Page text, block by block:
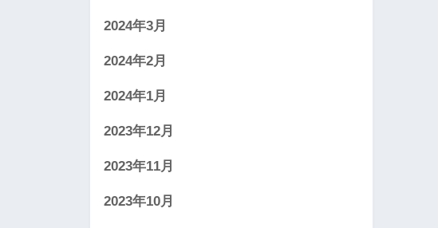
2024年3月
2024年2月
2024年1月
2023年12月
2023年11月
2023年10月